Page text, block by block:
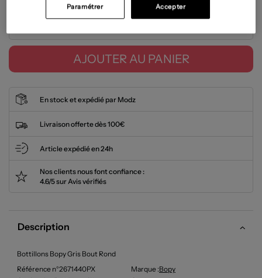
AJOUTER AU PANIER
En stock et expédié par Modz
Livraison offerte dès 100€
Article expédié en 24h
Nos clients nous font confiance :
4.6/5 sur Avis vérifiés
Description
Bottillons Bopy Gris Bout Rond
Référence n°2671440PX
Marque :Bopy
Accepter
Paramétrer